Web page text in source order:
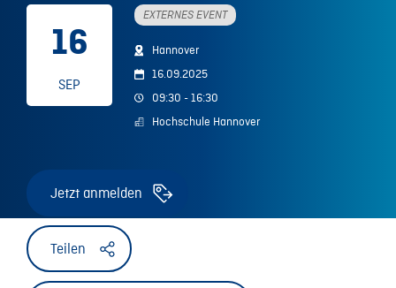
16
SEP
EXTERNES EVENT
Hannover
16.09.2025
09:30 - 16:30
Hochschule Hannover
Jetzt anmelden
Teilen